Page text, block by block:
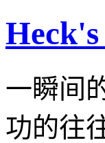
一瞬间
功的往